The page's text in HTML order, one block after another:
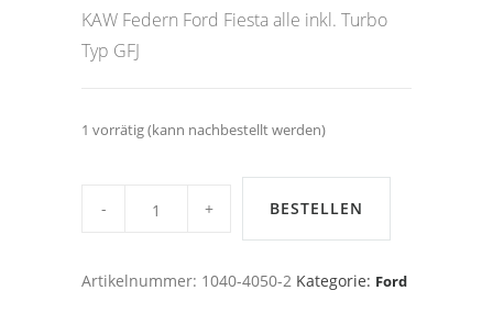
KAW Federn Ford Fiesta alle inkl. Turbo
Typ GFJ
1 vorrätig (kann nachbestellt werden)
Tieferlegungsfedern
inkl.
BESTELLEN
Artikelnummer: 1040-4050-2 Kategorie: Ford